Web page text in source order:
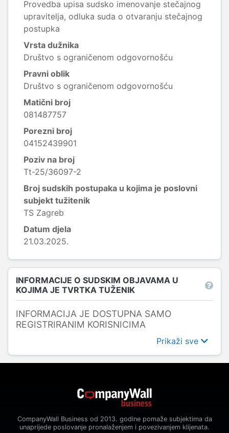
Provedba upisa sudsko imenovanje stečajnog
upravitelja, odluka suda o otvaranju stečajnog
postupka
Vrsta dužnika
Društvo s ograničenom odgovornošću
Pravni oblik
Društvo s ograničenom odgovornošću
Matični broj
081487757
Porezni broj
04152439901
Poziv na broj
Tt-25/36097-2
Broj sudskih postupaka u kojima je poslovni
subjekt tužitenik
TS Zagreb
Datum djela
21.03.2025.
INFORMACIJE O SUDSKIM OBJAVAMA U
KOJIMA JE TVRTKA TUŽENIK
INFORMACIJA JE DOSTUPNA SAMO
REGISTRIRANIM KORISNICIMA
Prikaži sve
CompanyWall Business od 2013. godine pomaže subjektima da
unaprijede poslovanje pronalaženjem i povezivanjem klijenata.